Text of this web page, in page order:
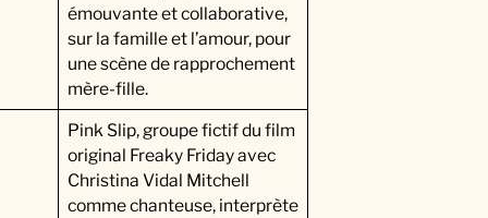
émouvante et collaborative,
sur la famille et l’amour, pour
une scène de rapprochement
mère-fille.
Pink Slip, groupe fictif du film
original Freaky Friday avec
Christina Vidal Mitchell
comme chanteuse, interprète